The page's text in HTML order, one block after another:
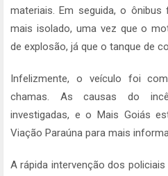
materiais. Em seguida, o
mais isolado, uma vez que o
de explosão, já que o tanque de
Infelizmente, o veículo foi
chamas. As causas do
investigadas, e o Mais Goiás
Viação Paraúna para mais
A rápida intervenção dos